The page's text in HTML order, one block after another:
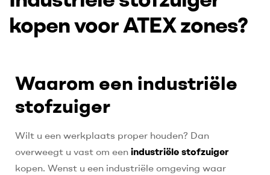
kopen voor ATEX zones?
Waarom een industriële
stofzuiger
Wilt u een werkplaats proper houden? Dan
overweegt u vast om een industriële stofzuiger
kopen. Wenst u een industriële omgeving waar